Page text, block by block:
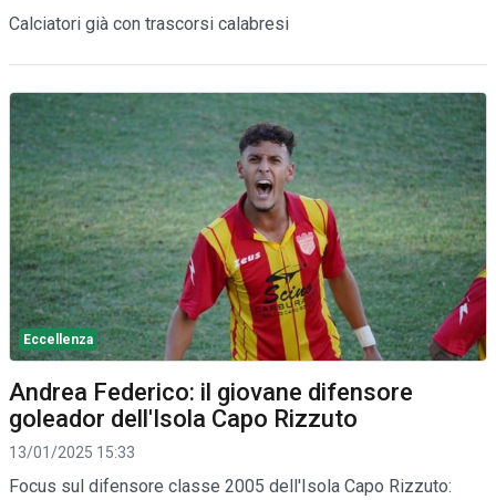
Calciatori già con trascorsi calabresi
Eccellenza
Andrea Federico: il giovane difensore
goleador dell'Isola Capo Rizzuto
13/01/2025 15:33
Focus sul difensore classe 2005 dell'Isola Capo Rizzuto: